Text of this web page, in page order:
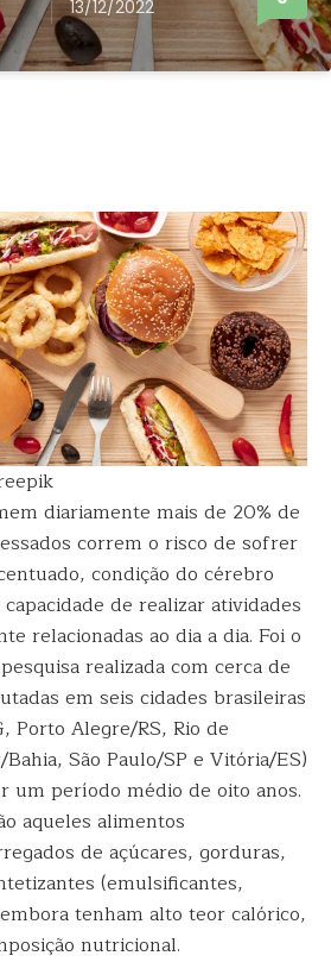
13/12/2022
diariamente mais de 20% de
correm o risco de sofrer
condição do cérebro
de realizar atividades
relacionadas ao dia a dia. Foi o
realizada com cerca de
em seis cidades brasileiras
Porto Alegre/RS, Rio de
São Paulo/SP e Vitória/ES)
um período médio de oito anos.
aqueles alimentos
de açúcares, gorduras,
(emulsificantes,
tenham alto teor calórico,
nutricional.